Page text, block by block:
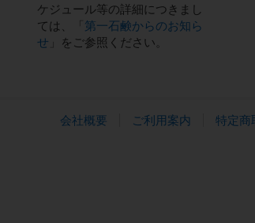
ケジュール等の詳細につきまし
ては、「 第一石鹸からのお知ら
せ 」をご参照ください。
会社概要 ご利用案内 特定商